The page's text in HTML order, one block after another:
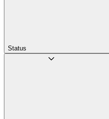
Status